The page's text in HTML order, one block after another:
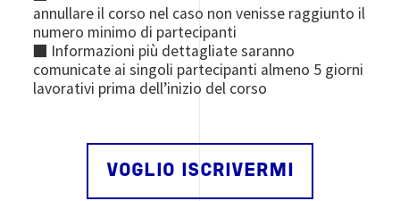
annullare il corso nel caso non venisse raggiunto il
numero minimo di partecipanti
■ Informazioni più dettagliate saranno
comunicate ai singoli partecipanti almeno 5 giorni
lavorativi prima dell’inizio del corso
VOGLIO ISCRIVERMI